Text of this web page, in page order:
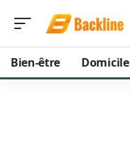
Bien-être Domicile